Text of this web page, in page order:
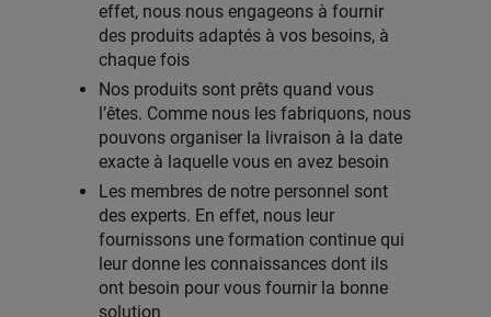
effet, nous nous engageons à fournir
des produits adaptés à vos besoins, à
chaque fois
Nos produits sont prêts quand vous
l’êtes. Comme nous les fabriquons, nous
pouvons organiser la livraison à la date
exacte à laquelle vous en avez besoin
Les membres de notre personnel sont
des experts. En effet, nous leur
fournissons une formation continue qui
leur donne les connaissances dont ils
ont besoin pour vous fournir la bonne
solution